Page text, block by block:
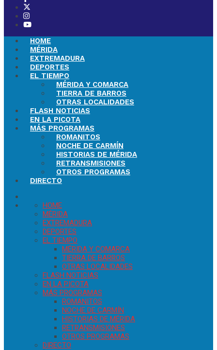
HOME
MÉRIDA
EXTREMADURA
DEPORTES
EL TIEMPO
MÉRIDA Y COMARCA
TIERRA DE BARROS
OTRAS LOCALIDADES
FLASH NOTICIAS
EN LA PICOTA
MÁS PROGRAMAS
ROMANITOS
NOCHE DE CARMÍN
HISTORIAS DE MÉRIDA
RETRANSMISIONES
OTROS PROGRAMAS
DIRECTO
HOME
MÉRIDA
EXTREMADURA
DEPORTES
EL TIEMPO
MÉRIDA Y COMARCA
TIERRA DE BARROS
OTRAS LOCALIDADES
FLASH NOTICIAS
EN LA PICOTA
MÁS PROGRAMAS
ROMANITOS
NOCHE DE CARMÍN
HISTORIAS DE MÉRIDA
RETRANSMISIONES
OTROS PROGRAMAS
DIRECTO